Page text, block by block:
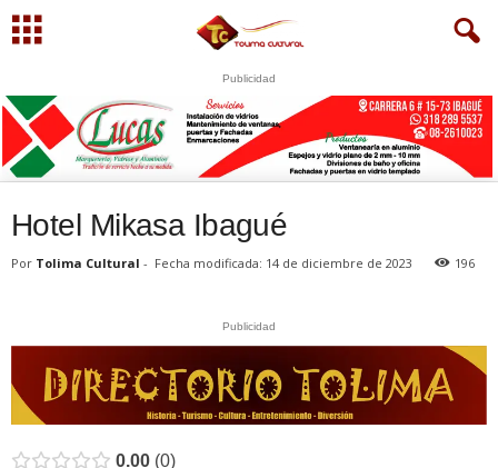
Publicidad
S U
WhatsApp +573249605958
Hotel Mikasa Ibagué
Por Tolima Cultural - Fecha modificada: 14 de diciembre de 2023 196
Publicidad
0.00 0